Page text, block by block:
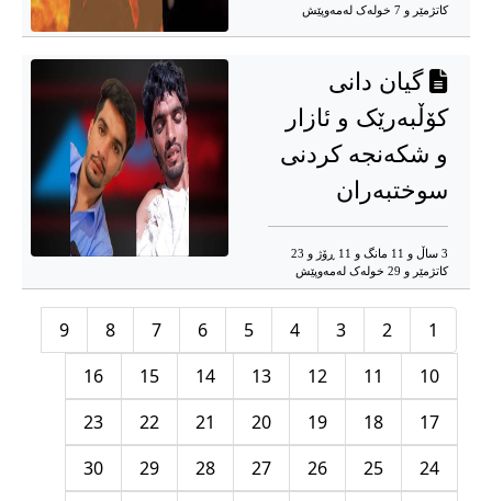
کاتژمێر و 7 خوله‌ک له‌مه‌وپێش‌
گیان دانی
کۆڵبەرێک و ئازار
و شکەنجە کردنی
سوختبەران
3 ساڵ و 11 مانگ و 11 ڕۆژ و 23
کاتژمێر و 29 خوله‌ک له‌مه‌وپێش‌
1
2
3
4
5
6
7
8
9
10
11
12
13
14
15
16
17
18
19
20
21
22
23
24
25
26
27
28
29
30